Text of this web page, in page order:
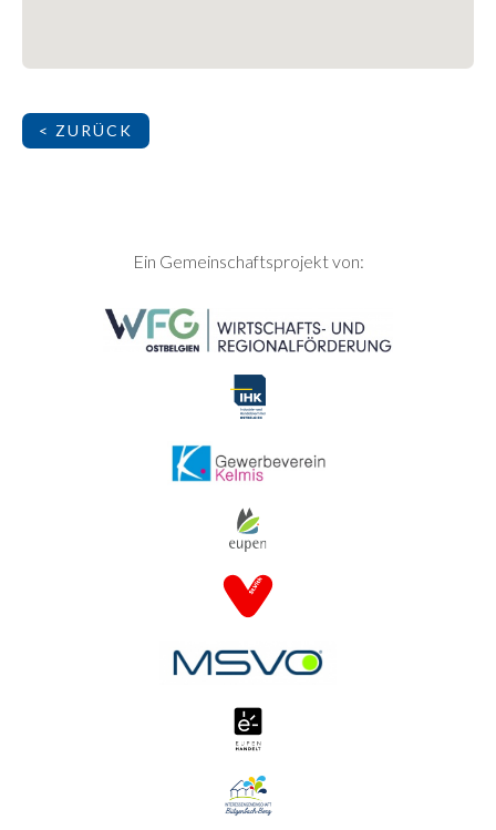
< ZURÜCK
SEITENFUSSEin Gemeinschaftsprojekt von: